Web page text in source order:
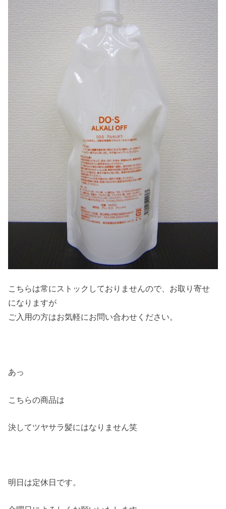
こちらは常にストックしておりませんので、お取り寄せ
になりますが
ご入用の方はお気軽にお問い合わせください。
あっ
こちらの商品は
決してツヤサラ髪にはなりません笑
明日は定休日です。